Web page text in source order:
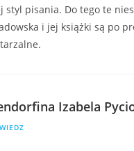
styl pisania. Do tego te
i jej książki są po
Izabela